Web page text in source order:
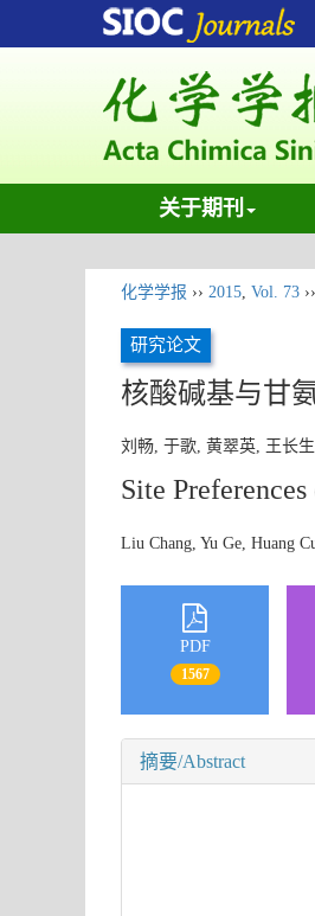
关于期刊
化学学报 ›› 2015, Vol. 73 ››
研究论文
核酸碱基与甘
刘畅, 于歌, 黄翠英, 王长
Site
Liu Chang, Yu Ge, Huang
PDF
1567
摘要/Abstract